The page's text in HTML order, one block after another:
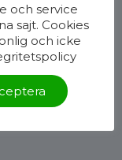
och service
sajt. Cookies
och icke